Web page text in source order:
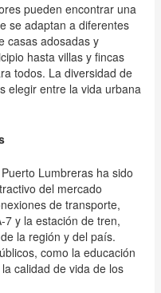
pueden encontrar una
se adaptan a diferentes
casas adosadas y
hasta villas y fincas
todos. La diversidad de
elegir entre la vida urbana
Lumbreras ha sido
del mercado
de transporte,
y la estación de tren,
la región y del país.
como la educación
calidad de vida de los